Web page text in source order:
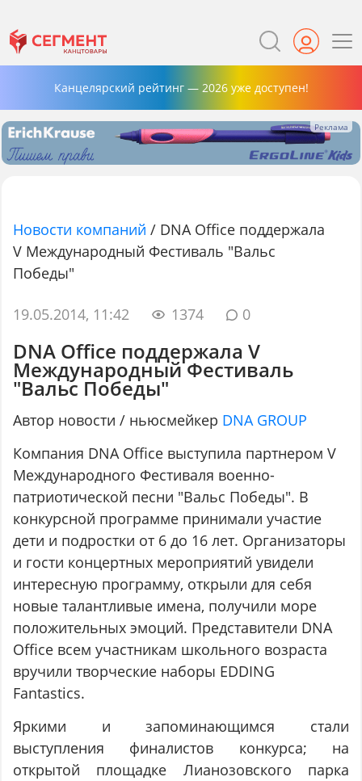
Канцелярский рейтинг — 2026 уже доступен!
Новости компаний / DNA Office поддержала
V Международный Фестиваль "Вальс
Победы"
19.05.2014, 11:42 1374 0
DNA Office поддержала V
Международный Фестиваль
"Вальс Победы"
Автор новости / ньюсмейкер DNA GROUP
Компания DNA Office выступила партнером V
Международного Фестиваля военно-
патриотической песни "Вальс Победы". В
конкурсной программе принимали участие
дети и подростки от 6 до 16 лет. Организаторы
и гости концертных мероприятий увидели
интересную программу, открыли для себя
новые талантливые имена, получили море
положительных эмоций. Представители DNA
Office всем участникам школьного возраста
вручили творческие наборы EDDING
Fantastics.
Яркими и запоминающимся стали
выступления финалистов конкурса; на
открытой площадке Лианозовского парка